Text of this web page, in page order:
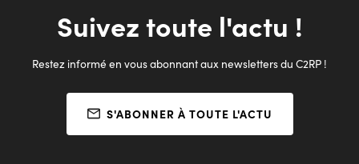
Suivez toute l'actu !
Restez informé en vous abonnant aux newsletters du C2RP !
S'ABONNER À TOUTE L'ACTU